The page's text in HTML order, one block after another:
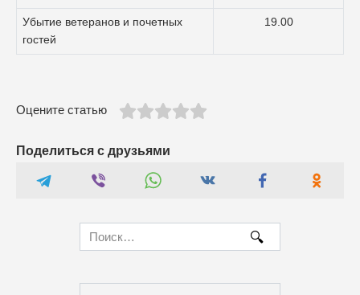
Убытие ветеранов и почетных
гостей
19.00
Оцените статью
Поделиться с друзьями
for: